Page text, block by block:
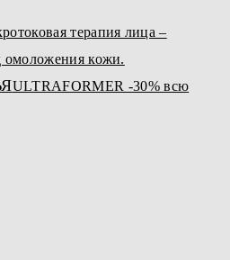
терапия лица –
омоложения кожи.
ULTRAFORMER -30% всю